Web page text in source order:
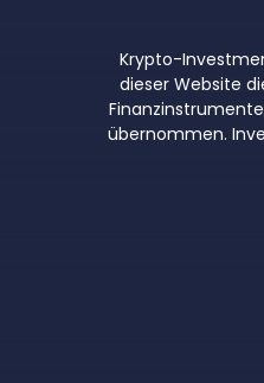
Krypto-
dieser Website
übernommen.